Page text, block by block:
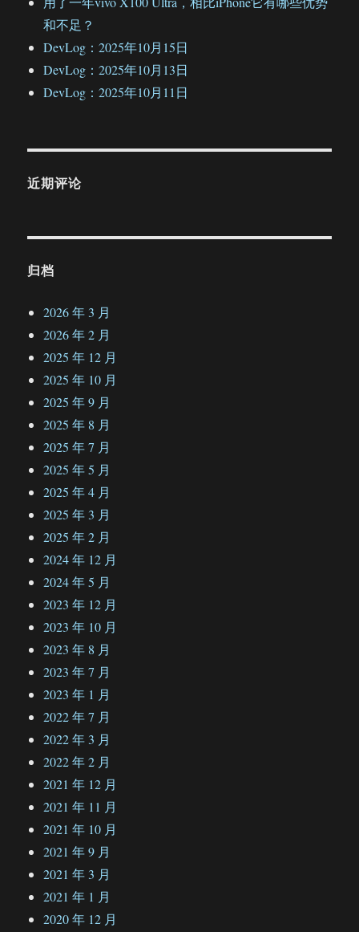
和不足？
DevLog：2025年10月15日
DevLog：2025年10月13日
DevLog：2025年10月11日
近期评论
归档
2026 年 3 月
2026 年 2 月
2025 年 12 月
2025 年 10 月
2025 年 9 月
2025 年 8 月
2025 年 7 月
2025 年 5 月
2025 年 4 月
2025 年 3 月
2025 年 2 月
2024 年 12 月
2024 年 5 月
2023 年 12 月
2023 年 10 月
2023 年 8 月
2023 年 7 月
2023 年 1 月
2022 年 7 月
2022 年 3 月
2022 年 2 月
2021 年 12 月
2021 年 11 月
2021 年 10 月
2021 年 9 月
2021 年 3 月
2021 年 1 月
2020 年 12 月